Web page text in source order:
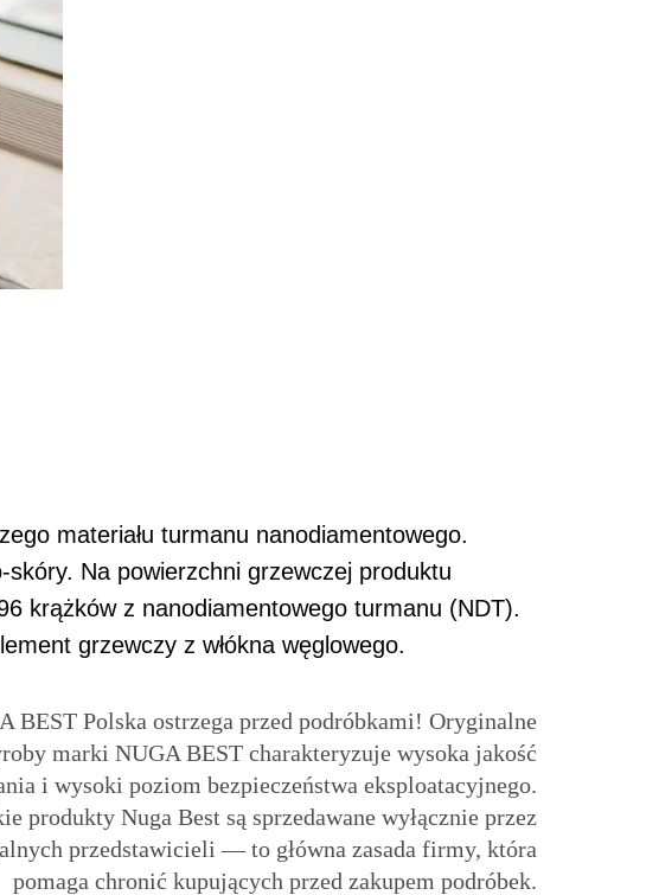
materiału turmanu nanodiamentowego.
Na powierzchni grzewczej produktu
krążków z nanodiamentowego turmanu (NDT).
grzewczy z włókna węglowego.
BEST Polska ostrzega przed podróbkami! Oryginalne
marki NUGA BEST charakteryzuje wysoka jakość
i wysoki poziom bezpieczeństwa eksploatacyjnego.
produkty Nuga Best są sprzedawane wyłącznie przez
przedstawicieli — to główna zasada firmy, która
pomaga chronić kupujących przed zakupem podróbek.